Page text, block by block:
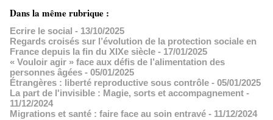
Dans la même rubrique :
Ecrire le social - 13/10/2025
Regards croisés sur l’évolution de la protection sociale en
France depuis la fin du XIXe siècle - 17/01/2025
« Vouloir agir » face aux défis de l’alimentation des
personnes âgées - 05/01/2025
Étrangères : liberté reproductive sous contrôle - 05/01/2025
La part de l'invisible : Magie, sorts et accompagnement -
11/12/2024
Migrations et santé : faire face au soin entravé - 11/12/2024